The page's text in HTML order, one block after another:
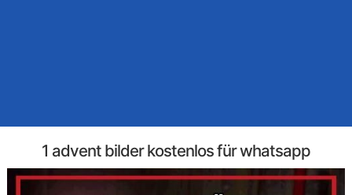
1 advent bilder kostenlos für whatsapp